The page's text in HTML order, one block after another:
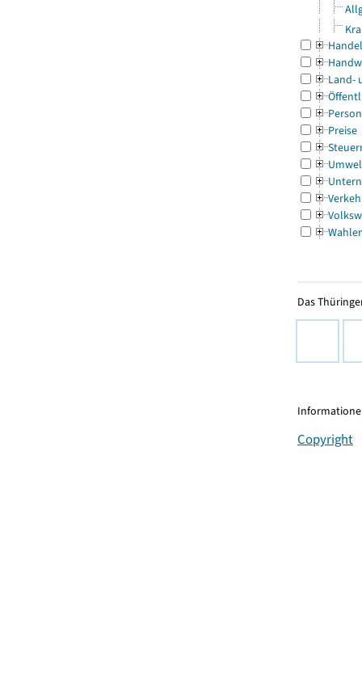
Land-
Preise
Das
Copyright